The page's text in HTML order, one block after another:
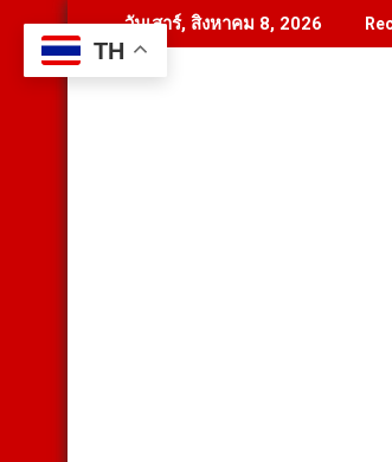
to
content
วันเสาร์, สิงหาคม 8, 2026
TH